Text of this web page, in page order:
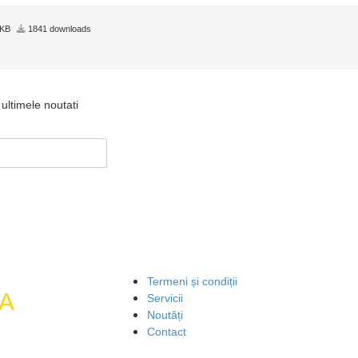
1841 downloads
noutati
Termeni și condiții
Servicii
Noutăți
Contact